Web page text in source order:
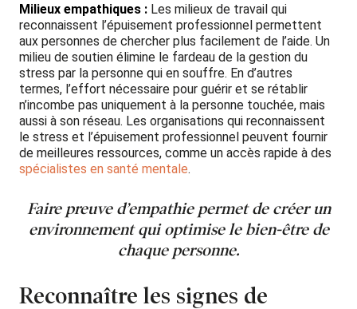
Milieux empathiques : Les milieux de travail qui
reconnaissent l’épuisement professionnel permettent
aux personnes de chercher plus facilement de l’aide. Un
milieu de soutien élimine le fardeau de la gestion du
stress par la personne qui en souffre. En d’autres
termes, l’effort nécessaire pour guérir et se rétablir
n’incombe pas uniquement à la personne touchée, mais
aussi à son réseau. Les organisations qui reconnaissent
le stress et l’épuisement professionnel peuvent fournir
de meilleures ressources, comme un accès rapide à des
spécialistes en santé mentale.
Faire preuve d’empathie permet de créer un
environnement qui optimise le bien-être de
chaque personne.
Reconnaître les signes de